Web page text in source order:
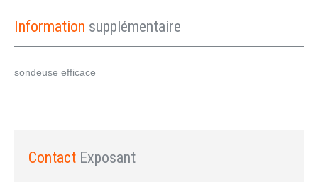
Information supplémentaire
sondeuse efficace
Contact Exposant